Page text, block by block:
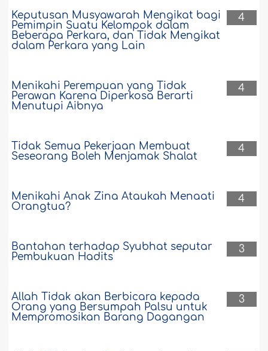
4
Keputusan Musyawarah Mengikat bagi
Pemimpin Suatu Kelompok dalam
Beberapa Perkara, dan Tidak Mengikat
dalam Perkara yang Lain
4
Menikahi Perempuan yang Tidak
Perawan Karena Diperkosa Berarti
Menutupi Aibnya
4
Tidak Semua Pekerjaan Membuat
Seseorang Boleh Menjamak Shalat
4
Menikahi Anak Zina Ataukah Menaati
Orangtua?
3
Bantahan terhadap Syubhat seputar
Pembukuan Hadits
3
Allah Tidak akan Berbicara kepada
Orang yang Bersumpah Palsu untuk
Mempromosikan Barang Dagangan